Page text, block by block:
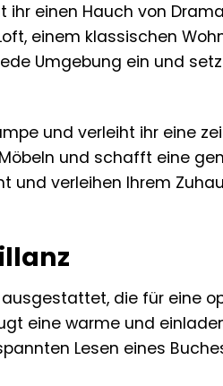
ihr einen Hauch von
einem klassischen
Umgebung ein und
und verleiht ihr eine
und schafft eine
und verleihen Ihrem
die für eine
eine warme und
Lesen eines